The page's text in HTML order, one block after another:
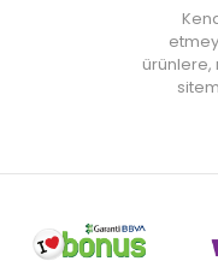
ürünlere,